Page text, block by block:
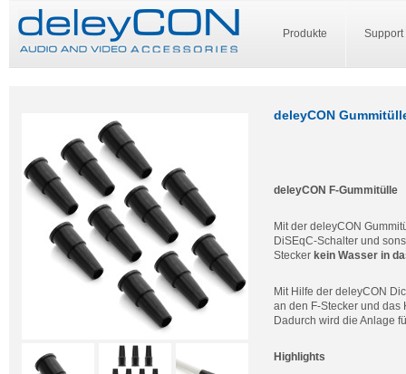
Produkte Support
deleyCON
deleyCON F-Gummitülle
Mit der deleyCON
DiSEqC-Schalter und
Stecker kein Wasser in
Mit Hilfe der deleyCON
an den F-Stecker und das
Dadurch wird die Anlage
Highlights